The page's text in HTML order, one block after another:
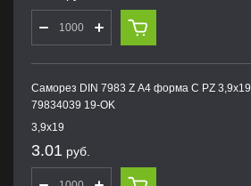
Саморез DIN 7983 Z А4 форма С PZ 3,9х19
79834039 19-OK
3,9х19
3.01 руб.